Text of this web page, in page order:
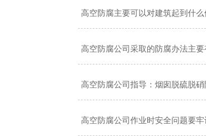
高空防腐主要可以对建筑起到什么
高空防腐公司采取的防腐办法主要
高空防腐公司指导：烟囱脱硫脱
高空防腐公司作业时安全问题要牢